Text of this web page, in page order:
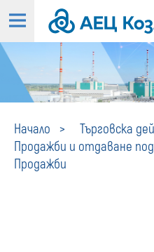
Начало
Търговска
Продажби и отдаване
Продажби